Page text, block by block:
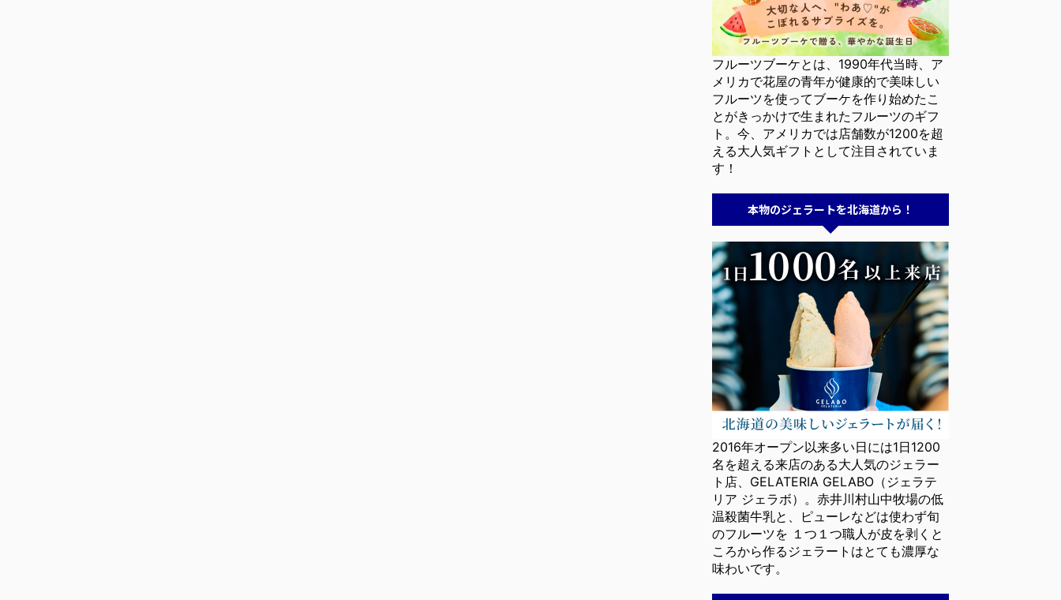
フルーツブーケとは、1990年代当時、ア
メリカで花屋の青年が健康的で美味しい
フルーツを使ってブーケを作り始めたこ
とがきっかけで生まれたフルーツのギフ
ト。今、アメリカでは店舗数が1200を超
える大人気ギフトとして注目されていま
す！
本物のジェラートを北海道から！
2016年オープン以来多い日には1日1200
名を超える来店のある大人気のジェラー
ト店、GELATERIA GELABO（ジェラテ
リア ジェラボ）。赤井川村山中牧場の低
温殺菌牛乳と、ピューレなどは使わず旬
のフルーツを １つ１つ職人が皮を剥くと
ころから作るジェラートはとても濃厚な
味わいです。